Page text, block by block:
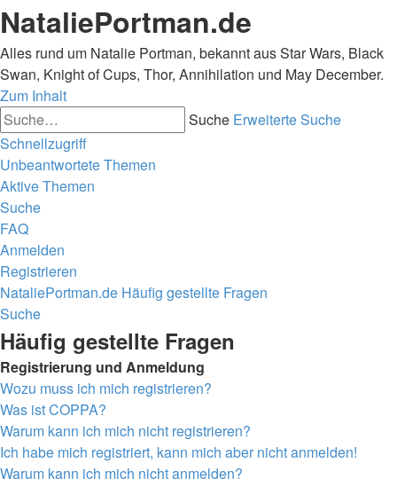
NataliePortman.de
Alles rund um Natalie Portman, bekannt aus Star Wars, Black
Swan, Knight of Cups, Thor, Annihilation und May December.
Zum Inhalt
Suche Erweiterte Suche
Schnellzugriff
Unbeantwortete Themen
Aktive Themen
Suche
FAQ
Anmelden
Registrieren
NataliePortman.de Häufig gestellte Fragen
Suche
Häufig gestellte Fragen
Registrierung und Anmeldung
Wozu muss ich mich registrieren?
Was ist COPPA?
Warum kann ich mich nicht registrieren?
Ich habe mich registriert, kann mich aber nicht anmelden!
Warum kann ich mich nicht anmelden?